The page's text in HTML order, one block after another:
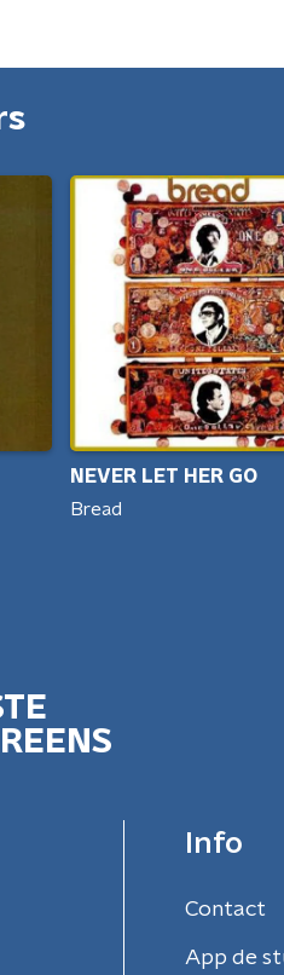
NEVER LET HER GO
Bread
Info
Contact
App de